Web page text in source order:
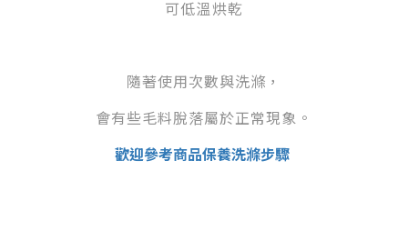
可低溫烘乾
隨著使用次數與洗滌，
會有些毛料脫落屬於正常現象。
歡迎參考商品保養洗滌步驟